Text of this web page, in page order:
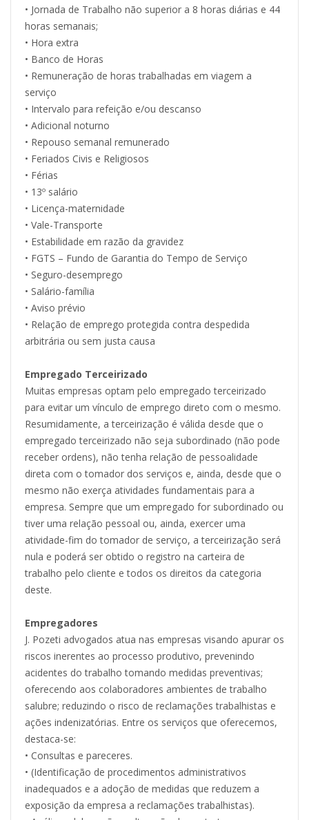
• Jornada de Trabalho não superior a 8 horas diárias e 44
horas semanais;
• Hora extra
• Banco de Horas
• Remuneração de horas trabalhadas em viagem a
serviço
• Intervalo para refeição e/ou descanso
• Adicional noturno
• Repouso semanal remunerado
• Feriados Civis e Religiosos
• Férias
• 13º salário
• Licença-maternidade
• Vale-Transporte
• Estabilidade em razão da gravidez
• FGTS – Fundo de Garantia do Tempo de Serviço
• Seguro-desemprego
• Salário-família
• Aviso prévio
• Relação de emprego protegida contra despedida
arbitrária ou sem justa causa
Empregado Terceirizado
Muitas empresas optam pelo empregado terceirizado
para evitar um vínculo de emprego direto com o mesmo.
Resumidamente, a terceirização é válida desde que o
empregado terceirizado não seja subordinado (não pode
receber ordens), não tenha relação de pessoalidade
direta com o tomador dos serviços e, ainda, desde que o
mesmo não exerça atividades fundamentais para a
empresa. Sempre que um empregado for subordinado ou
tiver uma relação pessoal ou, ainda, exercer uma
atividade-fim do tomador de serviço, a terceirização será
nula e poderá ser obtido o registro na carteira de
trabalho pelo cliente e todos os direitos da categoria
deste.
Empregadores
J. Pozeti advogados atua nas empresas visando apurar os
riscos inerentes ao processo produtivo, prevenindo
acidentes do trabalho tomando medidas preventivas;
oferecendo aos colaboradores ambientes de trabalho
salubre; reduzindo o risco de reclamações trabalhistas e
ações indenizatórias. Entre os serviços que oferecemos,
destaca-se:
• Consultas e pareceres.
• (Identificação de procedimentos administrativos
inadequados e a adoção de medidas que reduzem a
exposição da empresa a reclamações trabalhistas).